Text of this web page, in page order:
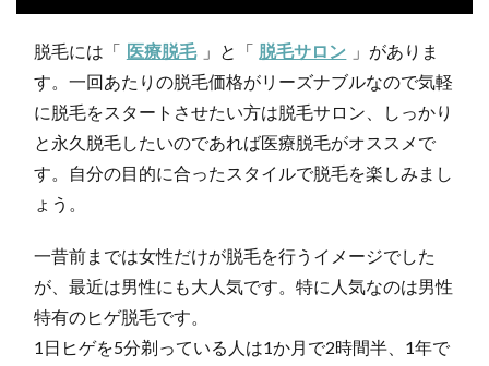
脱毛には「 医療脱毛 」と「 脱毛サロン 」がありま
す。一回あたりの脱毛価格がリーズナブルなので気軽
に脱毛をスタートさせたい方は脱毛サロン、しっかり
と永久脱毛したいのであれば医療脱毛がオススメで
す。自分の目的に合ったスタイルで脱毛を楽しみまし
ょう。
一昔前までは女性だけが脱毛を行うイメージでした
が、最近は男性にも大人気です。特に人気なのは男性
特有のヒゲ脱毛です。
1日ヒゲを5分剃っている人は1か月で2時間半、1年で